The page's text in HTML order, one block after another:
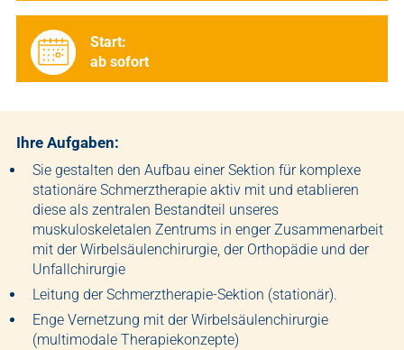
Start:
ab sofort
Ihre Aufgaben:
Sie gestalten den Aufbau einer Sektion für komplexe
stationäre Schmerztherapie aktiv mit und etablieren
diese als zentralen Bestandteil unseres
muskuloskeletalen Zentrums in enger Zusammenarbeit
mit der Wirbelsäulenchirurgie, der Orthopädie und der
Unfallchirurgie
Leitung der Schmerztherapie-Sektion (stationär).
Enge Vernetzung mit der Wirbelsäulenchirurgie
(multimodale Therapiekonzepte)